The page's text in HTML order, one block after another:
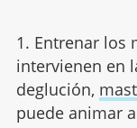
1. Entrenar los
intervienen en
deglución,
puede animar